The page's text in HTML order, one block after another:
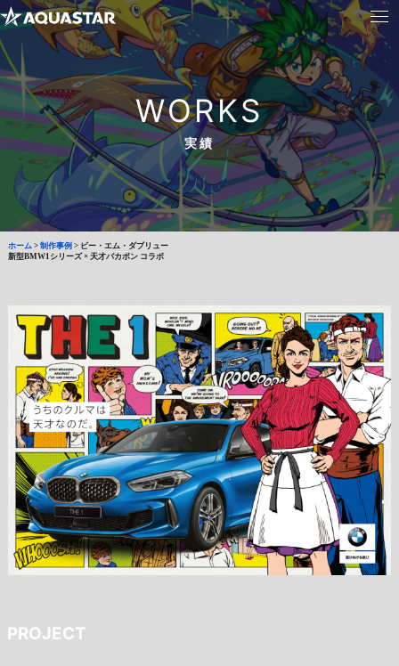
WORKS
実績
ホーム> 制作事例 > ビー・エム・ダブリュー
新型BMW1シリーズ × 天才バカボン コラボ
PROJECT